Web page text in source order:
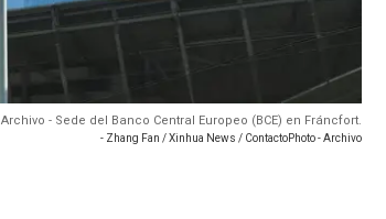
Archivo - Sede del Banco Central Europeo (BCE) en Fráncfort.
- Zhang Fan / Xinhua News / ContactoPhoto - Archivo